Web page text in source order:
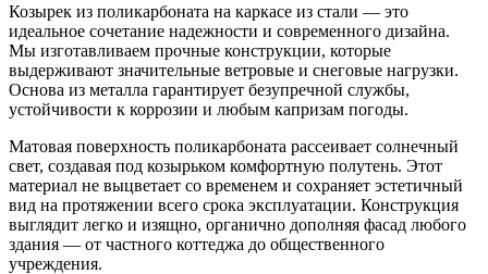
Козырек из поликарбоната на каркасе из стали — это
идеальное сочетание надежности и современного дизайна.
Мы изготавливаем прочные конструкции, которые
выдерживают значительные ветровые и снеговые нагрузки.
Основа из металла гарантирует безупречной службы,
устойчивости к коррозии и любым капризам погоды.
Матовая поверхность поликарбоната рассеивает солнечный
свет, создавая под козырьком комфортную полутень. Этот
материал не выцветает со временем и сохраняет эстетичный
вид на протяжении всего срока эксплуатации. Конструкция
выглядит легко и изящно, органично дополняя фасад любого
здания — от частного коттеджа до общественного
учреждения.